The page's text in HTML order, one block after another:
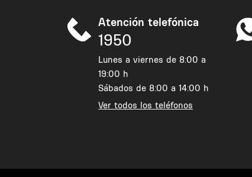
Atención telefónica
1950
Lunes a viernes de 8:00 a
19:00 h
Sábados de 8:00 a 14:00 h
Ver todos los teléfonos